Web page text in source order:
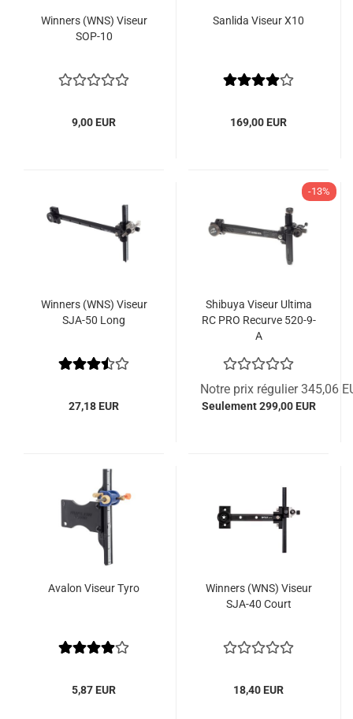
Winners (WNS) Viseur
SOP-10
9,00 EUR
Sanlida Viseur X10
169,00 EUR
Winners (WNS) Viseur
SJA-50 Long
27,18 EUR
-13%
Shibuya Viseur Ultima
RC PRO Recurve 520-9-
A
Notre prix régulier 345,06
Seulement 299,00 EUR
Avalon Viseur Tyro
5,87 EUR
Winners (WNS) Viseur
SJA-40 Court
18,40 EUR